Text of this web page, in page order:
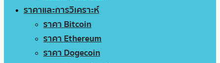
ราคาและการวิเคราะห์
ราคา Bitcoin
ราคา Ethereum
ราคา Dogecoin